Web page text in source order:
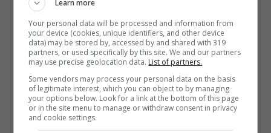
Russia e noi europei saremo presenti a quel
tavolo per offrire garanzie di sicurezza”,
detto Macron rivolgendosi alle truppe
francesi schierate sotto l’egida della Nato alla
base militare diMihail Kogalniceanu, in
Romania, vicino al Mar Nero.
Learn more
Your personal data will be processed and information from
your device (cookies, unique identifiers, and other device
data) may be stored by, accessed by and shared with 319
partners, or used specifically by this site. We and our partners
may use precise geolocation data. List of partners.
Some vendors may process your personal data on the basis
of legitimate interest, which you can object to by managing
your options below. Look for a link at the bottom of this page
or in the site menu to manage or withdraw consent in privacy
and cookie settings.